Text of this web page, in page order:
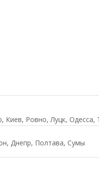
Ровно, Луцк, Одесса,
Днепр, Полтава, Сумы